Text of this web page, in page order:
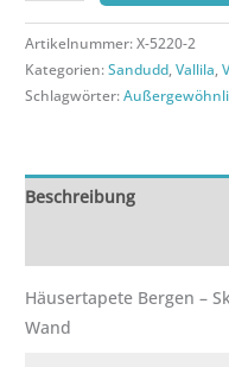
Artikelnummer:X-5220-2
Kategorien:Sandudd,Vallila,
Schlagwörter:
Beschreibung
Häusertapete Bergen –
Wand